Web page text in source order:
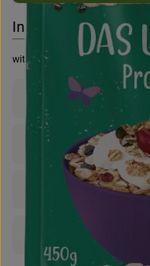
Discover suitable
Info
with soy, oat, wheat flakes
Product information
Ingredients
Nutrition data
Product sheet